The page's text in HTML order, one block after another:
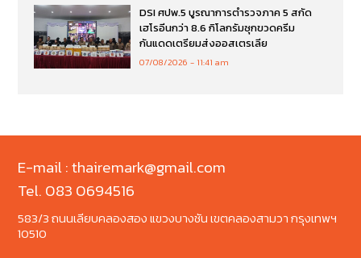
DSI ศปพ.5 บูรณาการตำรวจภาค 5 สกัด
เฮโรอีนกว่า 8.6 กิโลกรัมซุกขวดครีม
กันแดดเตรียมส่งออสเตรเลีย
07/08/2026 11:41 am
E-mail : thairemark@gmail.com
Tel. 083 0694516
583/3 ถนนเลียบคลองสอง แขวงบางชัน เขตคลองสามวา กรุงเทพฯ
10510